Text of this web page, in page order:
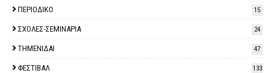
ΠΕΡΙΟΔΙΚΟ 15
ΣΧΟΛΕΣ-ΣΕΜΙΝΑΡΙΑ 24
ΤΗΜΕΝΙΔΑΙ 47
ΦΕΣΤΙΒΑΛ 133